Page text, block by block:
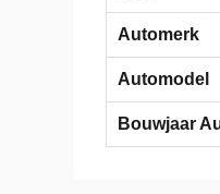
Automerk
Automodel
Bouwjaar